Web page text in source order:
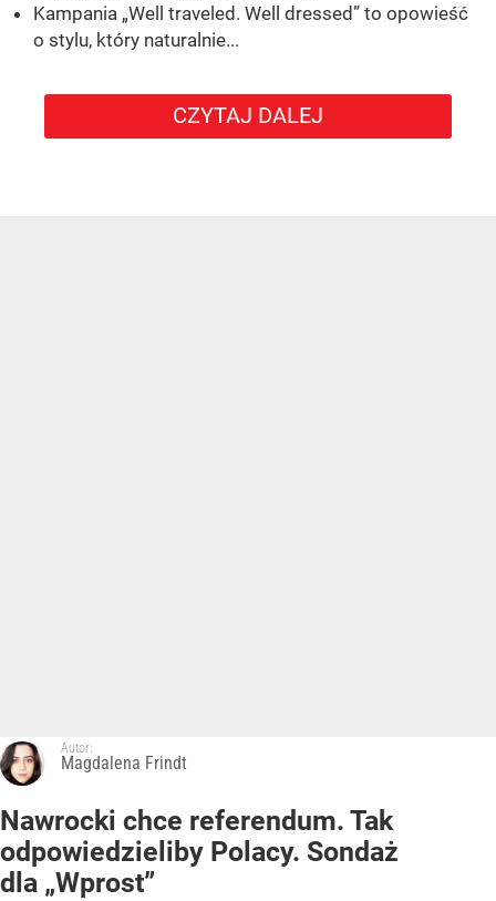
Kampania „Well traveled. Well dressed” to opowieść
o stylu, który naturalnie...
CZYTAJ DALEJ
Autor:
Magdalena Frindt
Nawrocki chce referendum. Tak
odpowiedzieliby Polacy. Sondaż
dla „Wprost”